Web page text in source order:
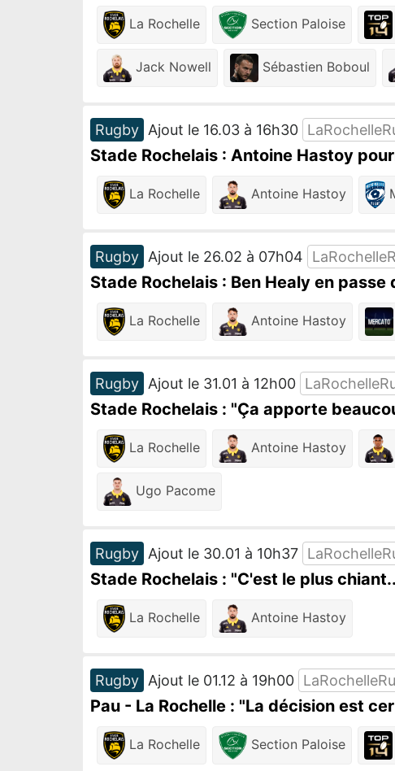
La Rochelle Section Paloise
Jack Nowell Sébastien Boboul
Rugby Ajout le 16.03 à 16h30
Stade Rochelais : Antoine Hastoy
La Rochelle Antoine Hastoy
Rugby Ajout le 26.02 à 07h04
Stade Rochelais : Ben Healy en
La Rochelle Antoine Hastoy
Rugby Ajout le 31.01 à 12h00
Stade Rochelais : "Ça apporte
La Rochelle Antoine Hastoy
Ugo Pacome
Rugby Ajout le 30.01 à 10h37
Stade Rochelais : "C'est le plus
La Rochelle Antoine Hastoy
Rugby Ajout le 01.12 à 19h00
Pau - La Rochelle : "La décision est
La Rochelle Section Paloise